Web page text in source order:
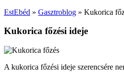
EstEbéd » Gasztroblog » Kukorica
Kukorica főzési ideje
A kukorica főzési ideje szerencsére